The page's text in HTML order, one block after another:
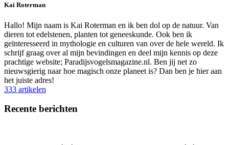
Kai Roterman
Hallo! Mijn naam is Kai Roterman en ik ben dol op de natuur. Van
dieren tot edelstenen, planten tot geneeskunde. Ook ben ik
geïnteresseerd in mythologie en culturen van over de hele wereld. Ik
schrijf graag over al mijn bevindingen en deel mijn kennis op deze
prachtige website; Paradijsvogelsmagazine.nl. Ben jij net zo
nieuwsgierig naar hoe magisch onze planeet is? Dan ben je hier aan
het juiste adres!
333 artikelen
Recente berichten